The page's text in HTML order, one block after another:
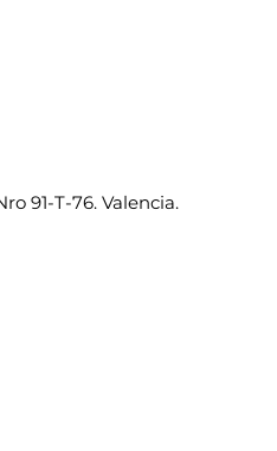
91-T-76. Valencia.